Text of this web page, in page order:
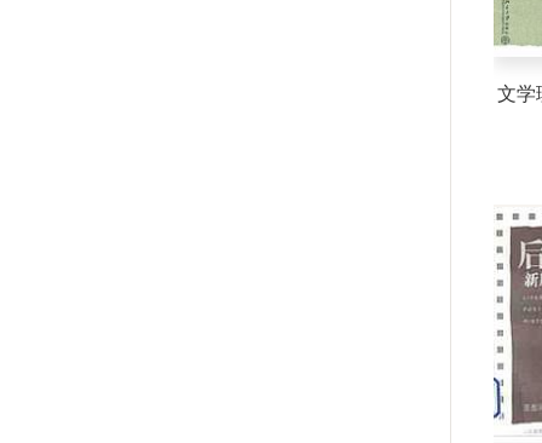
文学